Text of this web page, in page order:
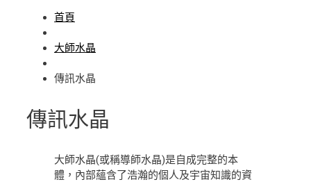
首頁
大師水晶
傳訊水晶
傳訊水晶
大師水晶(或稱導師水晶)是自成完整的本
體，內部蘊含了浩瀚的個人及宇宙知識的資